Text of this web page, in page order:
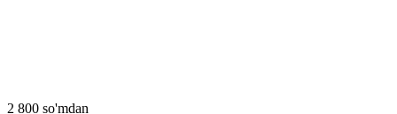
2 800 so'mdan